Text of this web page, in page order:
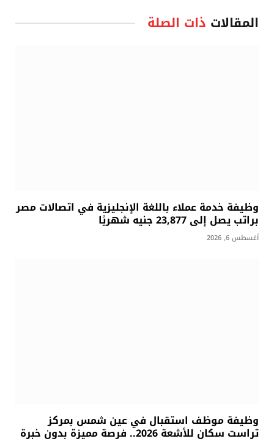
المقالات ذات الصلة
وظيفة خدمة عملاء باللغة الإنجليزية في اتصالات مصر
براتب يصل إلى 23,877 جنيه شهريًا
أغسطس 6, 2026
وظيفة موظف استقبال في عين شمس بمركز
تراست سكان للأشعة 2026.. فرصة مميزة بدون خبرة